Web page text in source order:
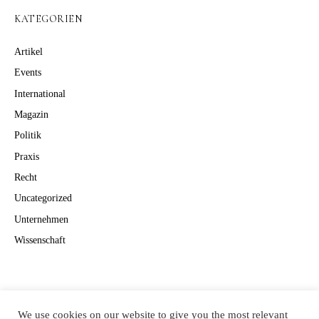
KATEGORIEN
Artikel
Events
International
Magazin
Politik
Praxis
Recht
Uncategorized
Unternehmen
Wissenschaft
We use cookies on our website to give you the most relevant